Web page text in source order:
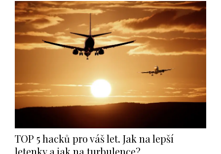
TOP 5 hacků pro váš let. Jak na lepší